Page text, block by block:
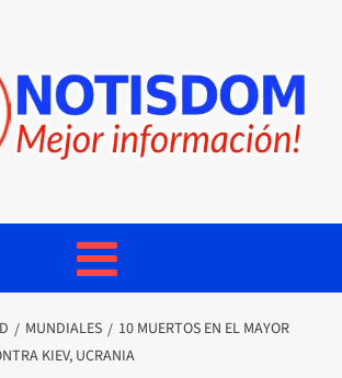
MUNDIALES
10 MUERTOS EN EL MAYOR
KIEV, UCRANIA